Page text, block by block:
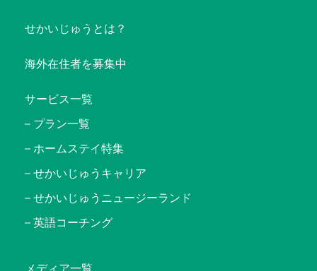
せかいじゅうとは？
海外在住者を募集中
サービス一覧
プラン一覧
ホームステイ特集
せかいじゅうキャリア
せかいじゅうニュージーランド
英語コーチング